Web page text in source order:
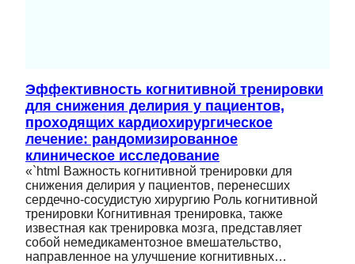
Эффективность когнитивной тренировки
для снижения делирия у пациентов,
проходящих кардиохирургическое
лечение: рандомизированное
клиническое исследование
«`html Важность когнитивной тренировки для
снижения делирия у пациентов, перенесших
сердечно-сосудистую хирургию Роль когнитивной
тренировки Когнитивная тренировка, также
известная как тренировка мозга, представляет
собой немедикаментозное вмешательство,
направленное на улучшение когнитивных…